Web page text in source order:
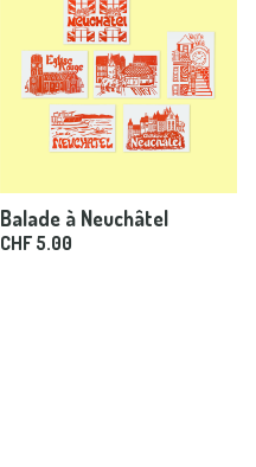
Balade à Neuchâtel
CHF 5.00